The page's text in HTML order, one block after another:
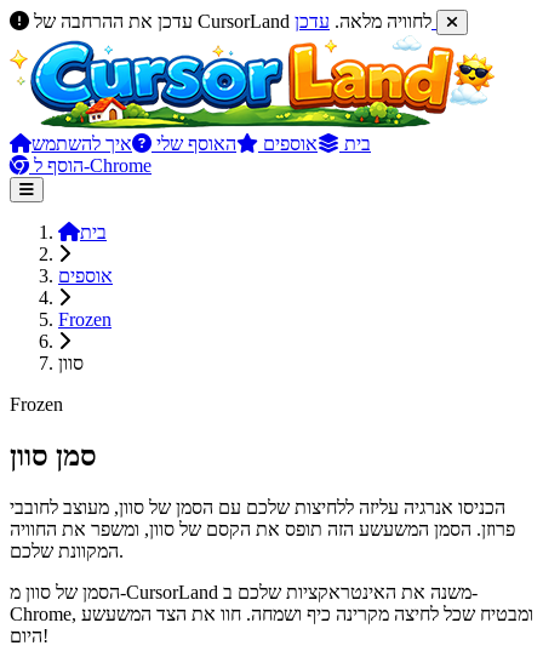
עדכן את ההרחבה של CursorLand לחוויה מלאה.
בית אוספים האוסף שלי
איך להשתמש
הוסף ל-Chrome
בית
אוספים
Frozen
סוון
Frozen
סמן סוון
הכניסו אנרגיה עליזה ללחיצות שלכם עם הסמן של סוון, מעוצב לחובבי
פרוזן. הסמן המשעשע הזה תופס את הקסם של סוון, ומשפר את החוויה
המקוונת שלכם.
הסמן של סוון מ-CursorLand משנה את האינטראקציות שלכם ב-
Chrome, ומבטיח שכל לחיצה מקרינה כיף ושמחה. חוו את הצד המשעשע
היום!